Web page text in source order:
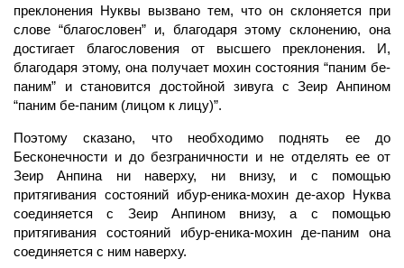
преклонения Нуквы вызвано тем, что он склоняется при
слове “благословен” и, благодаря этому склонению, она
достигает благословения от высшего преклонения. И,
благодаря этому, она получает мохин состояния “паним бе-
паним” и становится достойной зивуга с Зеир Анпином
“паним бе-паним (лицом к лицу)”.
Поэтому сказано, что необходимо поднять ее до
Бесконечности и до безграничности и не отделять ее от
Зеир Анпина ни наверху, ни внизу, и с помощью
притягивания состояний ибур-еника-мохин де-ахор Нуква
соединяется с Зеир Анпином внизу, а с помощью
притягивания состояний ибур-еника-мохин де-паним она
соединяется с ним наверху.